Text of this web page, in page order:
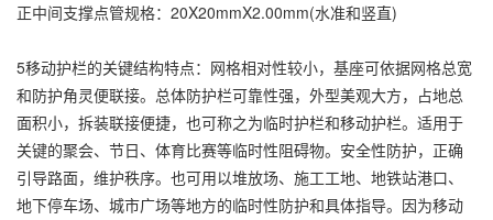
正中间支撑点管规格：20X20mmX2.00mm(水准和竖直)
5移动护栏的关键结构特点：网格相对性较小，基座可依据网格总宽
和防护角灵便联接。总体防护栏可靠性强，外型美观大方，占地总
面积小，拆装联接便捷，也可称之为临时护栏和移动护栏。适用于
关键的聚会、节日、体育比赛等临时性阻碍物。安全性防护，正确
引导路面，维护秩序。也可用以堆放场、施工工地、地铁站港口、
地下停车场、城市广场等地方的临时性防护和具体指导。因为移动